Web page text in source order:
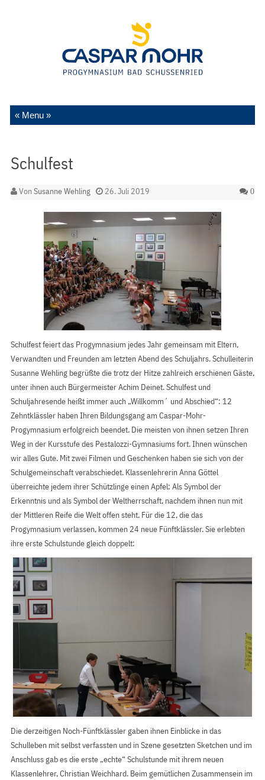
Zum Inhalt springen
Schulfest
VonSusanne Wehling 26. Juli 2019 0
Schulfest feiert das Progymnasium jedes Jahr gemeinsam mit Eltern,
Verwandten und Freunden am letzten Abend des Schuljahrs. Schulleiterin
Susanne Wehling begrüßte die trotz der Hitze zahlreich erschienen Gäste,
unter ihnen auch Bürgermeister Achim Deinet. Schulfest und
Schuljahresende heißt immer auch „Willkomm´ und Abschied“: 12
Zehntklässler haben Ihren Bildungsgang am Caspar-Mohr-
Progymnasium erfolgreich beendet. Die meisten von ihnen setzen Ihren
Weg in der Kursstufe des Pestalozzi-Gymnasiums fort. Ihnen wünschen
wir alles Gute. Mit zwei Filmen und Geschenken haben sie sich von der
Schulgemeinschaft verabschiedet. Klassenlehrerin Anna Göttel
überreichte jedem ihrer Schützlinge einen Apfel: Als Symbol der
Erkenntnis und als Symbol der Weltherrschaft, nachdem ihnen nun mit
der Mittleren Reife die Welt offen steht. Für die 12, die das
Progymnasium verlassen, kommen 24 neue Fünftklässler. Sie erlebten
ihre erste Schulstunde gleich doppelt:
Die derzeitigen Noch-Fünftklässler gaben ihnen Einblicke in das
Schulleben mit selbst verfassten und in Szene gesetzten Sketchen und im
Anschluss gab es die erste „echte“ Schulstunde mit ihrem neuen
Klassenlehrer, Christian Weichhard. Beim gemütlichen Zusammensein im